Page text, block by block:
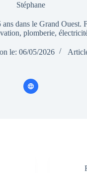
Stéphane
dans le Grand Ouest.
plomberie,
le: 06/05/2026